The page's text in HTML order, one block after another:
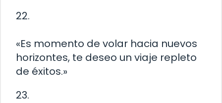
22.
«Es momento de volar hacia nuevos
horizontes, te deseo un viaje repleto
de éxitos.»
23.